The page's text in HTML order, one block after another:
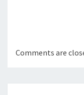
Comments are